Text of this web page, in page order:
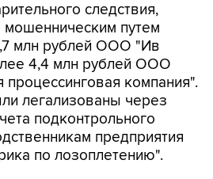
следствия,
путем
млн рублей ООО "Ив
4,4 млн рублей ООО
компания".
легализованы через
подконтрольного
предприятия
по лозоплетению".